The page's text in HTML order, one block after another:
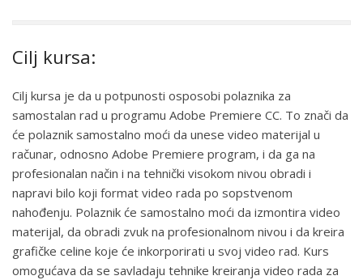
Cilj kursa:
Cilj kursa je da u potpunosti osposobi polaznika za
samostalan rad u programu Adobe Premiere CC. To znači da
će polaznik samostalno moći da unese video materijal u
računar, odnosno Adobe Premiere program, i da ga na
profesionalan način i na tehnički visokom nivou obradi i
napravi bilo koji format video rada po sopstvenom
nahođenju. Polaznik će samostalno moći da izmontira video
materijal, da obradi zvuk na profesionalnom nivou i da kreira
grafičke celine koje će inkorporirati u svoj video rad. Kurs
omogućava da se savladaju tehnike kreiranja video rada za